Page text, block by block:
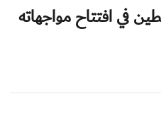
في افتتاح مواجهاته